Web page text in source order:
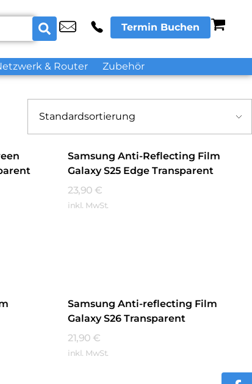
Termin Buchen
& Router Zubehör
Samsung Anti-Reflecting Film
Galaxy S25 Edge Transparent
23,90 €
inkl. MwSt.
Samsung Anti-reflecting Film
Galaxy S26 Transparent
21,90 €
inkl. MwSt.